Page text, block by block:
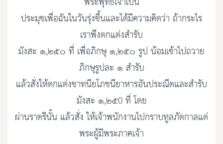
ประมุขเพื่อฉันในวันรุ่งขึ้นและได้มีความคิดว่า ถ้ากระไร
เราพึงตกแต่งสำรับ
มังสะ ๑,๒๕๐ ที่ เพื่อภิกษุ ๑,๒๕๐ รูป น้อมเข้าไปถวาย
ภิกษุรูปละ ๑ สำรับ
แล้วสั่งให้ตกแต่งขาทนียโภชนียาหารอันประณีตและสำรับ
มังสะ ๑,๒๕0 ที่ โดย
ผ่านราตรีนั้น แล้วสั่ง ให้เจ้าพนักงานไปกราบทูลภัตกาลแด่
พระผู้มีพระภาคเจ้า